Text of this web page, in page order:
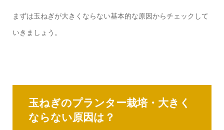
まずは玉ねぎが大きくならない基本的な原因からチェックして
いきましょう。
玉ねぎのプランター栽培・大きく
ならない原因は？